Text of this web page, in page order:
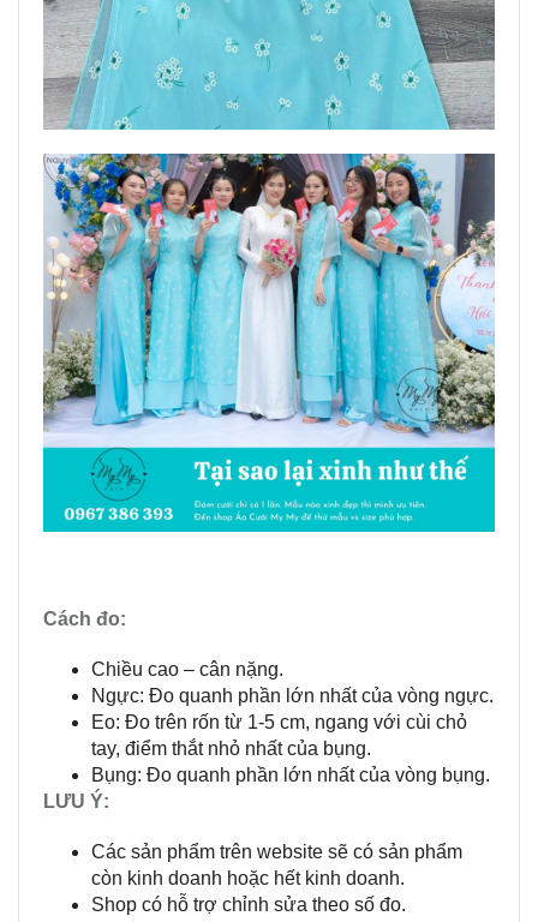
Cách đo:
Chiều cao – cân nặng.
Ngực: Đo quanh phần lớn nhất của vòng ngực.
Eo: Đo trên rốn từ 1-5 cm, ngang với cùi chỏ
tay, điểm thắt nhỏ nhất của bụng.
Bụng: Đo quanh phần lớn nhất của vòng bụng.
LƯU Ý:
Các sản phẩm trên website sẽ có sản phẩm
còn kinh doanh hoặc hết kinh doanh.
Shop có hỗ trợ chỉnh sửa theo số đo.